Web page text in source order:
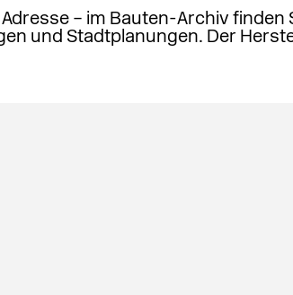
– im Bauten-Archiv finden
und Stadtplanungen. Der